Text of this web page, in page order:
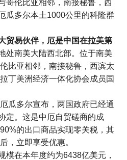
哥伦比亚相邻，南接秘鲁，西
瓜多尔本土1000公里的科隆群
贸易伙伴，厄是中国在拉美第
处南美大陆西北部。位于南美
比亚相邻，南接秘鲁，西滨太
丁美洲经济一体化协会成员国
多尔宣布，两国政府已经通
定。这是中厄自贸磋商的成
的出口商品实现零关税，其
，立即享受优惠。
在本年度约为6438亿美元，